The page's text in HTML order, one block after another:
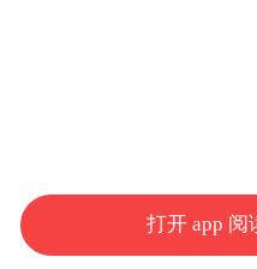
打开 app 阅